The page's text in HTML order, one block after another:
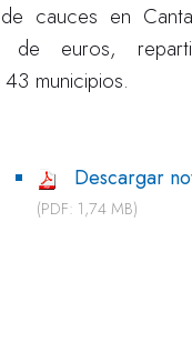
de cauces en
de euros,
municipios.
Descargar
(PDF: 1,74 MB)